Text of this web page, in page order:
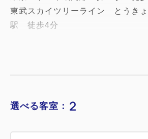
東武スカイツリーライン とうき
駅 徒歩4分
※チェックイン予定時刻が変更に
必ずホテルまでご連絡をお願い致
選べる客室： 2